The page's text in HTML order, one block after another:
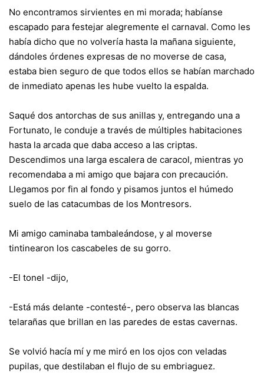
No encontramos sirvientes en mi morada; habíanse
escapado para festejar alegremente el carnaval. Como les
había dicho que no volvería hasta la mañana siguiente,
dándoles órdenes expresas de no moverse de casa,
estaba bien seguro de que todos ellos se habían marchado
de inmediato apenas les hube vuelto la espalda.
Saqué dos antorchas de sus anillas y, entregando una a
Fortunato, le conduje a través de múltiples habitaciones
hasta la arcada que daba acceso a las criptas.
Descendimos una larga escalera de caracol, mientras yo
recomendaba a mi amigo que bajara con precaución.
Llegamos por fin al fondo y pisamos juntos el húmedo
suelo de las catacumbas de los Montresors.
Mi amigo caminaba tambaleándose, y al moverse
tintinearon los cascabeles de su gorro.
-El tonel -dijo,
-Está más delante -contesté-, pero observa las blancas
telarañas que brillan en las paredes de estas cavernas.
Se volvió hacía mí y me miró en los ojos con veladas
pupilas, que destilaban el flujo de su embriaguez.